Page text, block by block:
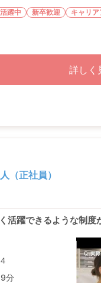
躍中 新卒歓迎 キャリ
詳しく
（正社員）
躍できるような制度
分